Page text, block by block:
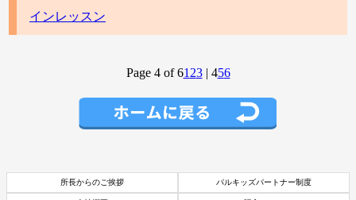
インレッスン
Page 4 of 61 23| 456
所長からのご挨拶 パルキッズパートナー制度